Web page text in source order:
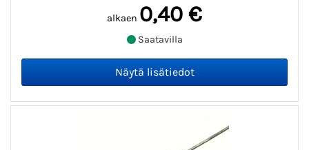
alkaen 0,40 €
Saatavilla